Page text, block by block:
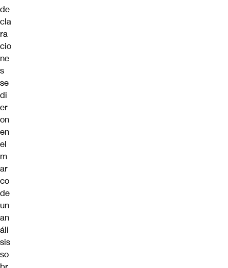
de
cla
ra
cio
ne
s
se
di
er
on
en
el
m
ar
co
de
un
an
áli
sis
so